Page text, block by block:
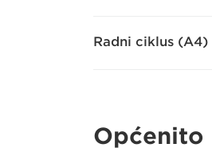
Radni ciklus (A4)
Općenito